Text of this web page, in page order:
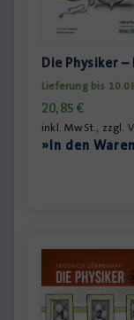
Die Physiker
Lieferung bis
20,85€
inkl. MwSt., zzgl.
»In den